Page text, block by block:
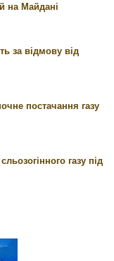
на Майдані
за відмову від
постачання газу
газу під